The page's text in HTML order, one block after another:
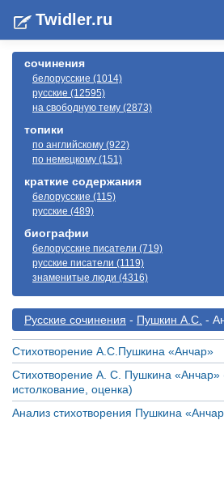
Twidler.ru
сочинения
белорусские (1014)
русские (12595)
на свободную тему (2873)
топики
по английскому (922)
по немецкому (151)
краткие содержания
белорусские (115)
русские (489)
биографии
белорусские писатели (719)
русские писатели (1119)
знаменитые люди (4316)
Русские сочинения - Пушкин А.С. -
Стихотворение А.С.Пушкина «Анчар»
Стихотворение А. С. Пушкина «Анчар»
истолкование, оценка)
Анализ стихотворения Пушкина